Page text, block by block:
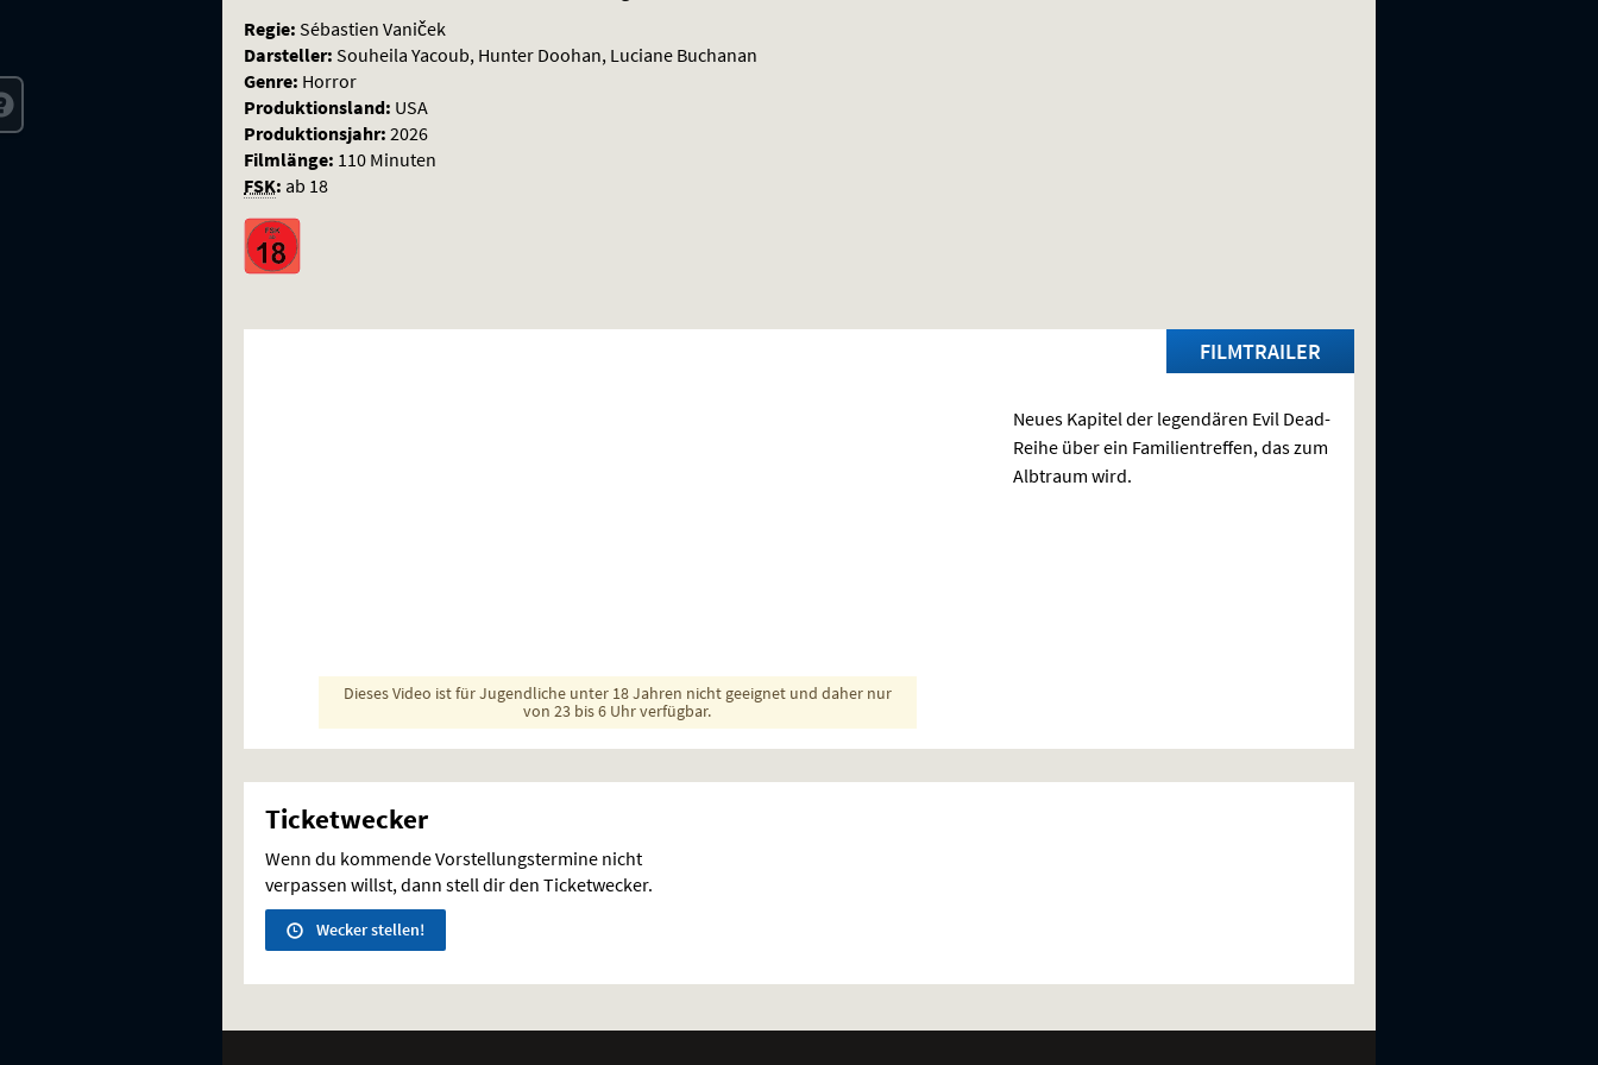
Regie: Sébastien Vaniček
Darsteller: Souheila Yacoub, Hunter Doohan, Luciane Buchanan
Genre: Horror
Produktionsland: USA
Produktionsjahr: 2026
Filmlänge: 110 Minuten
FSK: ab 18
FILMTRAILER
Dieses Video ist für Jugendliche unter 18 Jahren nicht geeignet und daher nur
von 23 bis 6 Uhr verfügbar.
Neues Kapitel der legendären Evil Dead-
Reihe über ein Familientreffen, das zum
Albtraum wird.
Ticketwecker
Wenn du kommende Vorstellungstermine nicht
verpassen willst, dann stell dir den Ticketwecker.
Wecker stellen!